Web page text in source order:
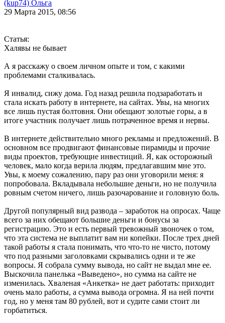
(kup74) Ольга
29 Марта 2015, 08:56
Статья:
Халявы не бывает
А я расскажу о своем личном опыте и том, с какими
проблемами сталкивалась.
Я инвалид, сижу дома. Год назад решила подзаработать и
стала искать работу в интернете, на сайтах. Увы, на многих
все лишь пустая болтовня. Они обещают золотые горы, а в
итоге участник получает лишь потраченное время и нервы.
В интернете действительно много рекламы и предложений. В
основном все продвигают финансовые пирамиды и прочие
виды проектов, требующие инвестиций. Я, как осторожный
человек, мало когда верила людям, предлагавшим мне это.
Увы, к моему сожалению, пару раз они уговорили меня: я
попробовала. Вкладывала небольшие деньги, но не получила
ровным счетом ничего, лишь разочарование и головную боль.
Другой популярный вид развода – заработок на опросах. Чаще
всего за них обещают большие деньги и бонусы за
регистрацию. Это и есть первый тревожный звоночек о том,
что эта система не выплатит вам ни копейки. После трех дней
такой работы я стала понимать, что что-то не чисто, потому
что под разными заголовками скрывались одни и те же
вопросы. Я собрала сумму вывода, но сайт не выдал мне ее.
Выскочила панелька «Выведено», но сумма на сайте не
изменилась. Хваленая «Анкетка» не дает работать: приходит
очень мало работы, а сумма вывода огромна. Я на ней почти
год, но у меня там 80 рублей, вот и судите сами стоит ли
горбатиться.